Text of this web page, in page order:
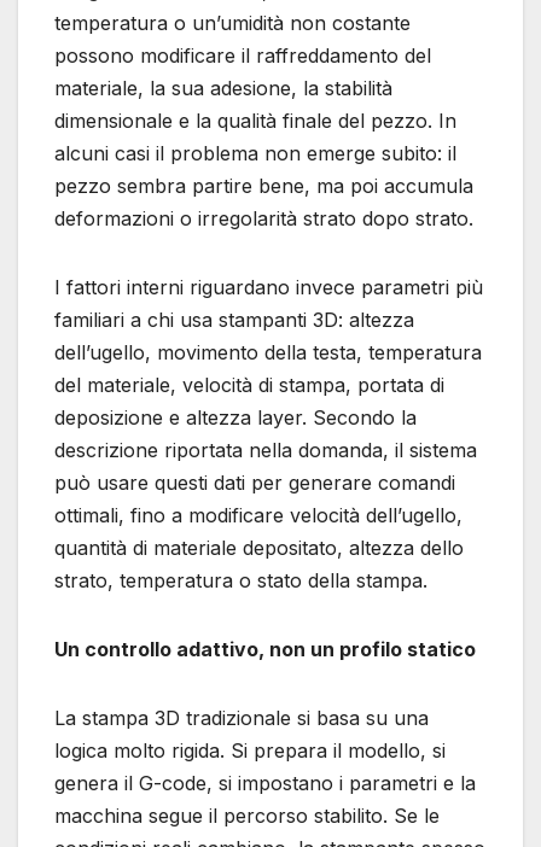
temperatura o un’umidità non costante
possono modificare il raffreddamento del
materiale, la sua adesione, la stabilità
dimensionale e la qualità finale del pezzo. In
alcuni casi il problema non emerge subito: il
pezzo sembra partire bene, ma poi accumula
deformazioni o irregolarità strato dopo strato.
I fattori interni riguardano invece parametri più
familiari a chi usa stampanti 3D: altezza
dell’ugello, movimento della testa, temperatura
del materiale, velocità di stampa, portata di
deposizione e altezza layer. Secondo la
descrizione riportata nella domanda, il sistema
può usare questi dati per generare comandi
ottimali, fino a modificare velocità dell’ugello,
quantità di materiale depositato, altezza dello
strato, temperatura o stato della stampa.
Un controllo adattivo, non un profilo statico
La stampa 3D tradizionale si basa su una
logica molto rigida. Si prepara il modello, si
genera il G-code, si impostano i parametri e la
macchina segue il percorso stabilito. Se le